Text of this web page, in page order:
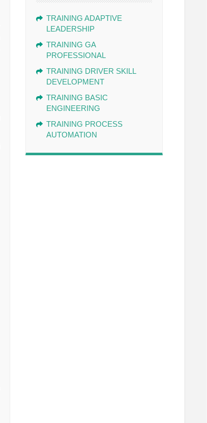
TRAINING ADAPTIVE
LEADERSHIP
TRAINING GA
PROFESSIONAL
TRAINING DRIVER SKILL
DEVELOPMENT
TRAINING BASIC
ENGINEERING
TRAINING PROCESS
AUTOMATION